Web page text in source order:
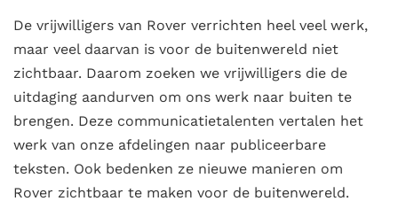
De vrijwilligers van Rover verrichten heel veel werk,
maar veel daarvan is voor de buitenwereld niet
zichtbaar. Daarom zoeken we vrijwilligers die de
uitdaging aandurven om ons werk naar buiten te
brengen. Deze communicatietalenten vertalen het
werk van onze afdelingen naar publiceerbare
teksten. Ook bedenken ze nieuwe manieren om
Rover zichtbaar te maken voor de buitenwereld.